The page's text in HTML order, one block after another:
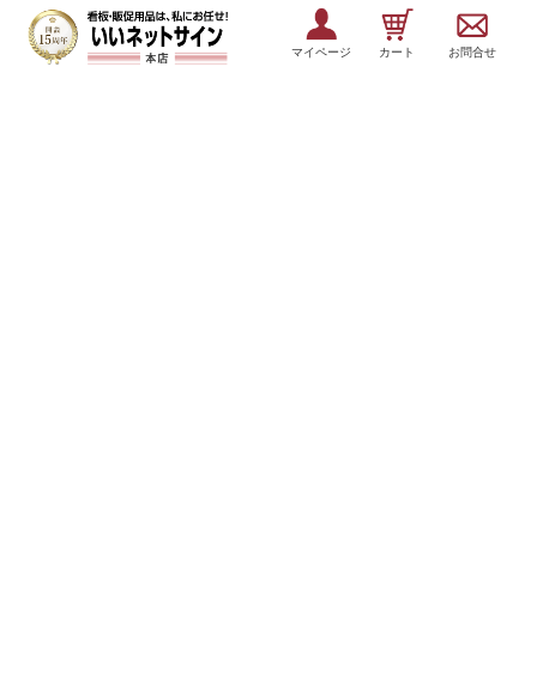
マイページ カート お問合せ